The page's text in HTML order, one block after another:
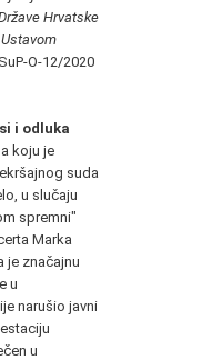
Hrvatske
O-12/2020
i odluka
koju je
suda
u slučaju
spremni"
Marka
je značajnu
u
narušio javni
u